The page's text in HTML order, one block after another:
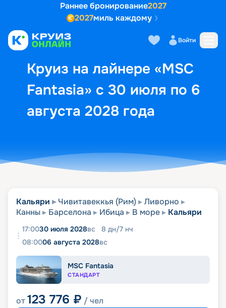
Раннее бронирование2027
2027миль каждому
Войти
Круиз на лайнере «MSC
Fantasia» с 30 июля по 6
августа 2028 года
Выбор кают Маршрут и
Кальяри Чивитавеккья (Рим)
Ливорно
Канны
Барселона Ибица В море Кальяри
17:0030 июля 2028вс 8 дн/7 нч
08:0006 августа 2028вс
MSC Fantasia
СТАНДАРТ
от123 776 ₽ / чел